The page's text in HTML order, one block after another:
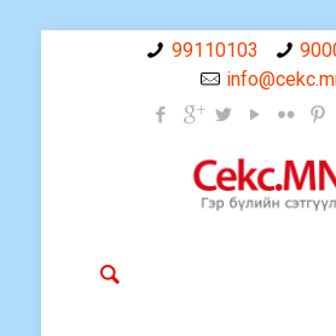
99110103